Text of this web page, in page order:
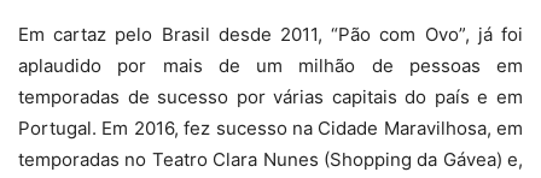
Em cartaz pelo Brasil desde 2011, “Pão com Ovo”, já foi
aplaudido por mais de um milhão de pessoas em
temporadas de sucesso por várias capitais do país e em
Portugal. Em 2016, fez sucesso na Cidade Maravilhosa, em
temporadas no Teatro Clara Nunes (Shopping da Gávea) e,